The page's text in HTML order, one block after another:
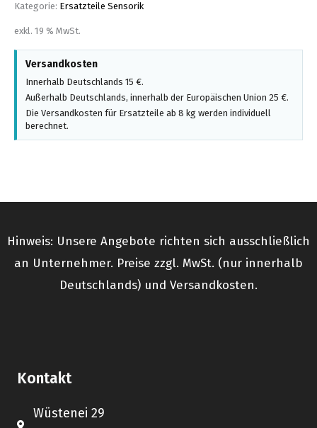
Kategorie: Ersatzteile Sensorik
exkl. 19 % MwSt.
Versandkosten
Innerhalb Deutschlands 15 €.
Außerhalb Deutschlands, innerhalb der Europäischen Union 25 €.
Die Versandkosten für Ersatzteile ab 8 kg werden individuell
berechnet.
Hinweis: Unsere Angebote richten sich ausschließlich
an Unternehmer. Preise zzgl. MwSt. (nur innerhalb
Deutschlands) und Versandkosten.
Kontakt
Wüstenei 29